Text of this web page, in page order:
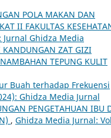
POLA MAKAN DAN
II FAKULTAS
Jurnal Ghidza Media
KANDUNGAN ZAT GIZI
TEPUNG KULIT
Buah terhadap Frekuensi
Ghidza Media Jurnal
PENGETAHUAN IBU
, Ghidza Media Jurnal: